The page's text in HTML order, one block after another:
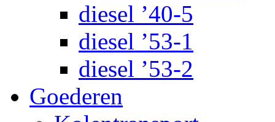
diesel ’40-5
diesel ’53-1
diesel ’53-2
Goederen